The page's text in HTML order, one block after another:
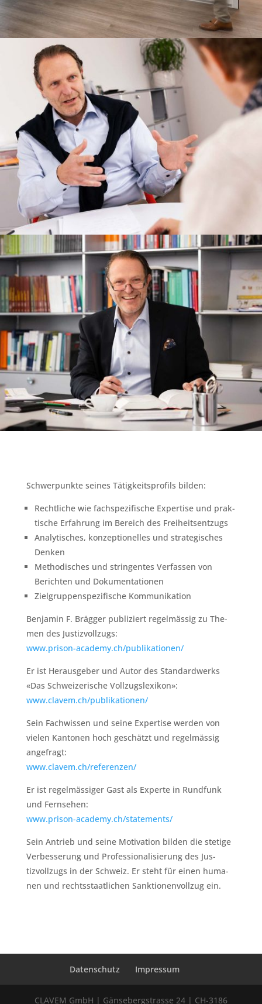
Schw­er­punk­te seines Tätigkeit­spro­fils bilden:
Rechtliche wie fach­spez­i­fis­che Exper­tise und prak­
tis­che Erfahrung im Bere­ich des Frei­heit­sentzugs
Ana­lytis­ches, konzep­tionelles und strate­gis­ches
Denken
Method­is­ches und strin­gentes Ver­fassen von
Bericht­en und Doku­men­ta­tio­nen
Ziel­grup­pen­spez­i­fis­che Kom­mu­nika­tion
Ben­jamin F. Bräg­ger pub­liziert regelmäs­sig zu The­
men des Jus­tizvol­lzugs:
www.prison-academy.ch/publikationen/
Er ist Her­aus­ge­ber und Autor des Stan­dard­w­erks
«Das Schweiz­erische Vol­lzugslexikon»:
www.clavem.ch/publikationen/
Sein Fach­wis­sen und seine Exper­tise wer­den von
vie­len Kan­to­nen hoch geschätzt und regelmäs­sig
ange­fragt:
www.clavem.ch/referenzen/
Er ist regelmäs­siger Gast als Experte in Rund­funk
und Fernse­hen:
www.prison-academy.ch/statements/
Sein Antrieb und seine Moti­va­tion bilden die stetige
Verbesserung und Pro­fes­sion­al­isierung des Jus­
tizvol­lzugs in der Schweiz. Er ste­ht für einen huma­
nen und rechtsstaatlichen Sank­tio­nen­vol­lzug ein.
Datenschutz Impressum
CLAVEM GmbH | Gänsebergstrasse 24 | CH-3186